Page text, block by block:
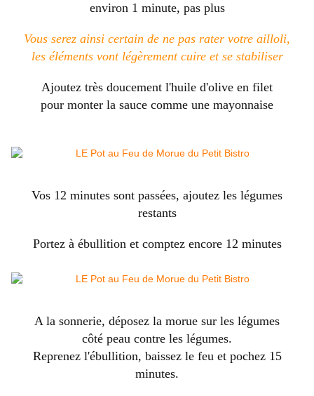
environ 1 minute, pas plus
Vous serez ainsi certain de ne pas rater votre ailloli,
les éléments vont légèrement cuire et se stabiliser
Ajoutez très doucement l'huile d'olive en filet
pour monter la sauce comme une mayonnaise
Vos 12 minutes sont passées, ajoutez les légumes
restants
Portez à ébullition et comptez encore 12 minutes
A la sonnerie, déposez la morue sur les légumes
côté peau contre les légumes.
Reprenez l'ébullition, baissez le feu et pochez 15
minutes.